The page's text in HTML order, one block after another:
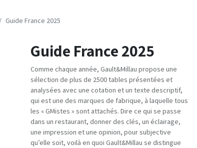
Guide France 2025
Guide France 2025
Comme chaque année, Gault&Millau propose une
sélection de plus de 2500 tables présentées et
analysées avec une cotation et un texte descriptif,
qui est une des marques de fabrique, à laquelle tous
les « GMistes » sont attachés. Dire ce qui se passe
dans un restaurant, donner des clés, un éclairage,
une impression et une opinion, pour subjective
qu’elle soit, voilà en quoi Gault&Millau se distingue